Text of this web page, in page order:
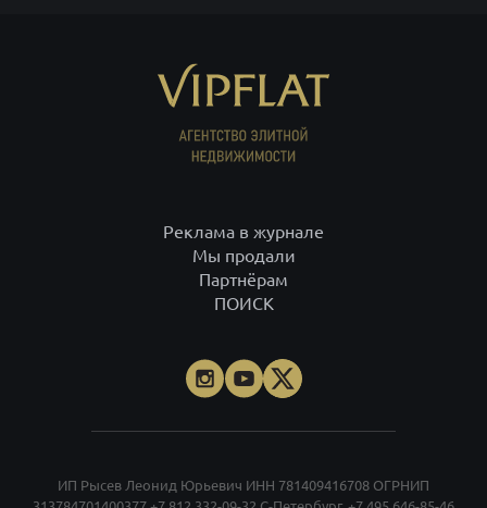
Реклама в журнале
Мы продали
Партнёрам
ПОИСК
ИП Рысев Леонид Юрьевич ИНН 781409416708 ОГРНИП